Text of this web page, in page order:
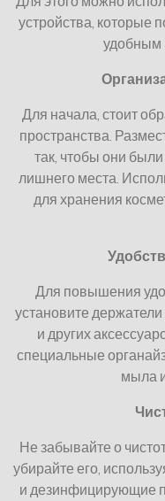
устройства, которые
удобным
Для начала, стоит
пространства.
так, чтобы они
лишнего места.
для хранения
Для повышения
установите
и других
специальные
мыла
Не забывайте о
убирайте его,
и дезинфицирующие